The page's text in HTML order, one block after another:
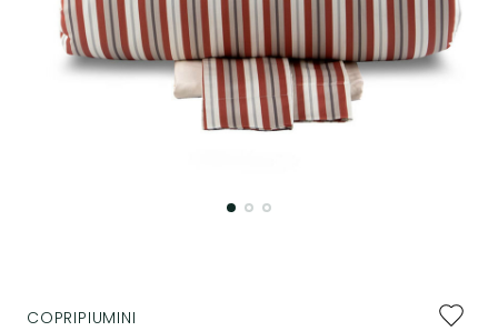
COPRIPIUMINI